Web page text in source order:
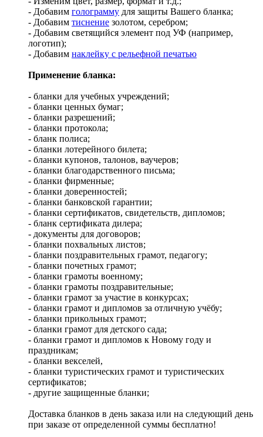
- Добавим голограмму для защиты Вашего бланка;
- Добавим тиснение золотом, серебром;
- Добавим светящийся элемент под УФ (например,
логотип);
- Добавим наклейку с рельефной печатью
Применение бланка:
- бланки для учебных учреждений;
- бланки ценных бумаг;
- бланки разрешений;
- бланки протокола;
- бланк полиса;
- бланки лотерейного билета;
- бланки купонов, талонов, ваучеров;
- бланки благодарственного письма;
- бланки фирменные;
- бланки доверенностей;
- бланки банковской гарантии;
- бланки сертификатов, свидетельств, дипломов;
- бланк сертификата дилера;
- документы для договоров;
- бланки похвальных листов;
- бланки поздравительных грамот, педагогу;
- бланки почетных грамот;
- бланки грамоты военному;
- бланки грамоты поздравительные;
- бланки грамот за участие в конкурсах;
- бланки грамот и дипломов за отличную учёбу;
- бланки прикольных грамот;
- бланки грамот для детского сада;
- бланки грамот и дипломов к Новому году и
праздникам;
- бланки векселей,
- бланки туристических грамот и туристических
сертификатов;
- другие защищенные бланки;
Доставка бланков в день заказа или на следующий день
при заказе от определенной суммы бесплатно!